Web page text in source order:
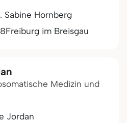
Sabine Hornberg
Freiburg im Breisgau
Medizin und
Jordan